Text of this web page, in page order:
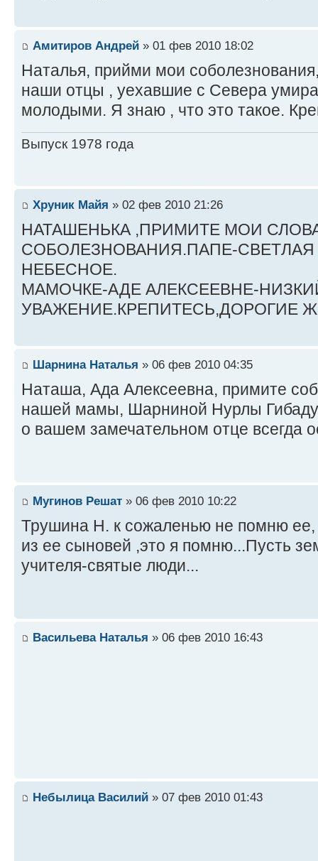
Амитиров Андрей » 01 фев 2010 18:02
Наталья, прийми мои
наши отцы , уехавшие с Севера
молодыми. Я знаю , что это такое.
Выпуск 1978 года
Хруник Майя » 02 фев 2010 21:26
НАТАШЕНЬКА ,ПРИМИТЕ МОИ
СОБОЛЕЗНОВАНИЯ.ПАПЕ-
НЕБЕСНОЕ.
МАМОЧКЕ-АДЕ АЛЕКСЕЕВНЕ-
УВАЖЕНИЕ.КРЕПИТЕСЬ,ДОРОГИЕ
Шарнина Наталья » 06 фев 2010 04:35
Наташа, Ада Алексеевна, примите
нашей мамы, Шарниной Нурлы
о вашем замечательном отце всегда
Мугинов Решат » 06 фев 2010 10:22
Трушина Н. к сожаленью не помню
из ее сыновей ,это я помню...Пусть
учителя-святые люди...
Васильева Наталья » 06 фев 2010 16:43
Небылица Василий » 07 фев 2010 01:43